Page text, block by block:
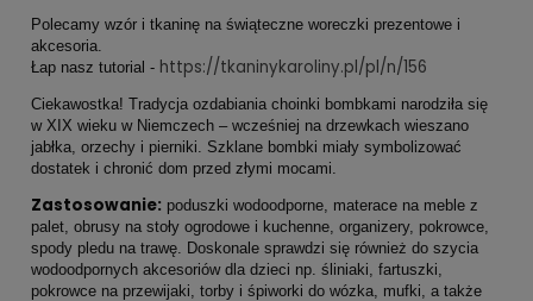
Polecamy wzór i tkaninę na świąteczne woreczki prezentowe i
akcesoria.
Łap nasz tutorial - https://tkaninykaroliny.pl/pl/n/156
Ciekawostka! Tradycja ozdabiania choinki bombkami narodziła się
w XIX wieku w Niemczech – wcześniej na drzewkach wieszano
jabłka, orzechy i pierniki. Szklane bombki miały symbolizować
dostatek i chronić dom przed złymi mocami.
Zastosowanie: poduszki wodoodporne, materace na meble z
palet, obrusy na stoły ogrodowe i kuchenne, organizery, pokrowce,
spody pledu na trawę. Doskonale sprawdzi się również do szycia
wodoodpornych akcesoriów dla dzieci np. śliniaki, fartuszki,
pokrowce na przewijaki, torby i śpiworki do wózka, mufki, a także